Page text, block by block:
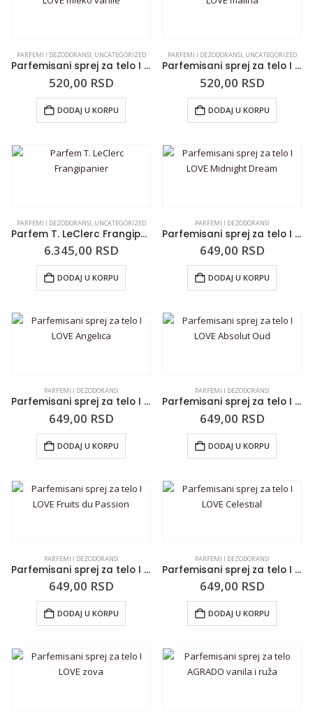
PARFEMI I DEZODORANSI, UNCATEGORIZED
Parfemisani sprej za telo I LOVE mleko vanile
520,00 RSD
DODAJ U KORPU
PARFEMI I DEZODORANSI, UNCATEGORIZED
Parfemisani sprej za telo I LOVE malina
520,00 RSD
DODAJ U KORPU
PARFEMI I DEZODORANSI, UNCATEGORIZED
Parfem T. LeClerc Frangipanier
6.345,00 RSD
DODAJ U KORPU
PARFEMI I DEZODORANSI
Parfemisani sprej za telo I LOVE Midnight Dream
649,00 RSD
DODAJ U KORPU
PARFEMI I DEZODORANSI
Parfemisani sprej za telo I LOVE Angelica
649,00 RSD
DODAJ U KORPU
PARFEMI I DEZODORANSI
Parfemisani sprej za telo I LOVE Absolut Oud
649,00 RSD
DODAJ U KORPU
PARFEMI I DEZODORANSI
Parfemisani sprej za telo I LOVE Fruits du Passion
649,00 RSD
DODAJ U KORPU
PARFEMI I DEZODORANSI
Parfemisani sprej za telo I LOVE Celestial
649,00 RSD
DODAJ U KORPU